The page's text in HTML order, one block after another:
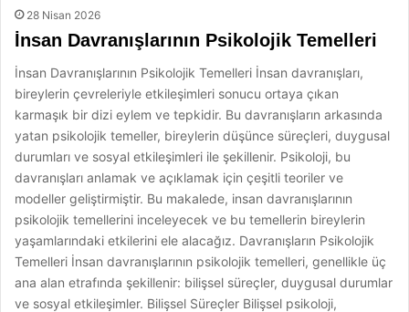
28 Nisan 2026
İnsan Davranışlarının Psikolojik Temelleri
İnsan Davranışlarının Psikolojik Temelleri İnsan davranışları,
bireylerin çevreleriyle etkileşimleri sonucu ortaya çıkan
karmaşık bir dizi eylem ve tepkidir. Bu davranışların arkasında
yatan psikolojik temeller, bireylerin düşünce süreçleri, duygusal
durumları ve sosyal etkileşimleri ile şekillenir. Psikoloji, bu
davranışları anlamak ve açıklamak için çeşitli teoriler ve
modeller geliştirmiştir. Bu makalede, insan davranışlarının
psikolojik temellerini inceleyecek ve bu temellerin bireylerin
yaşamlarındaki etkilerini ele alacağız. Davranışların Psikolojik
Temelleri İnsan davranışlarının psikolojik temelleri, genellikle üç
ana alan etrafında şekillenir: bilişsel süreçler, duygusal durumlar
ve sosyal etkileşimler. Bilişsel Süreçler Bilişsel psikoloji,